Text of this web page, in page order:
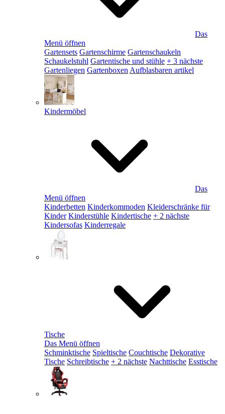
Das
Menü öffnen
Gartensets Gartenschirme Gartenschaukeln
Schaukelstuhl Gartentische und stühle + 3 nächste
Gartenliegen Gartenboxen Aufblasbaren artikel
Kindermöbel
Das
Menü öffnen
Kinderbetten Kinderkommoden Kleiderschränke für
Kinder Kinderstühle Kindertische + 2 nächste
Kindersofas Kinderregale
Tische
Das Menü öffnen
Schminktische Spieltische Couchtische Dekorative
Tische Schreibtische + 2 nächste Nachttische Esstische